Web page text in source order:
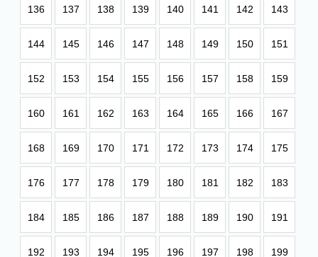
136 137 138 139 140 141 142 143
144 145 146 147 148 149 150 151
152 153 154 155 156 157 158 159
160 161 162 163 164 165 166 167
168 169 170 171 172 173 174 175
176 177 178 179 180 181 182 183
184 185 186 187 188 189 190 191
192 193 194 195 196 197 198 199